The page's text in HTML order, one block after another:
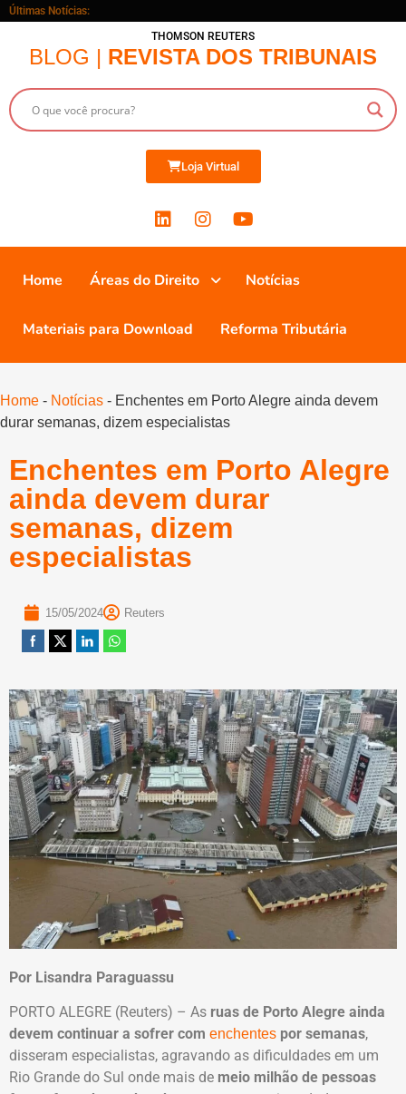
Últimas Notícias:
THOMSON REUTERS
BLOG | REVISTA DOS TRIBUNAIS
Loja Virtual
Home Áreas do Direito Notícias
Materiais para Download Reforma Tributária
Home - Notícias - Enchentes em Porto Alegre ainda devem
durar semanas, dizem especialistas
Enchentes em Porto Alegre
ainda devem durar
semanas, dizem
especialistas
15/05/2024 Reuters
Por Lisandra Paraguassu
PORTO ALEGRE (Reuters) – As ruas de Porto Alegre ainda
devem continuar a sofrer com enchentes por semanas,
disseram especialistas, agravando as dificuldades em um
Rio Grande do Sul onde mais de meio milhão de pessoas